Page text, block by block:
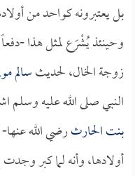
بل يعتبرونه كواحد من
وحينئذ يُشْرَع لمثل هذا -
زوجة الخال، لحديثسالم
النبي صلى الله عليه
بنت الحارثرضي الله
أولادها، وأنه لما كبر